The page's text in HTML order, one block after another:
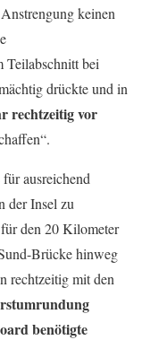
Anstrengung keinen
Teilabschnitt bei
drückte und in
rechtzeitig vor
ausreichend
der Insel zu
den 20 Kilometer
Brücke hinweg
rechtzeitig mit den
benötigte